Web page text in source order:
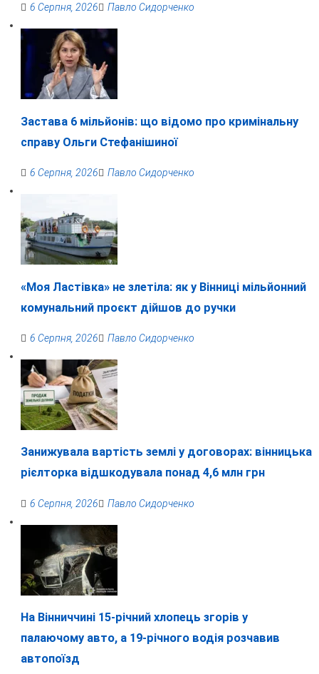
6 Серпня, 2026 Павло Сидорченко
Застава 6 мільйонів: що відомо про кримінальну
справу Ольги Стефанішиної
6 Серпня, 2026 Павло Сидорченко
«Моя Ластівка» не злетіла: як у Вінниці мільйонний
комунальний проєкт дійшов до ручки
6 Серпня, 2026 Павло Сидорченко
Занижувала вартість землі у договорах: вінницька
рієлторка відшкодувала понад 4,6 млн грн
6 Серпня, 2026 Павло Сидорченко
На Вінниччині 15-річний хлопець згорів у
палаючому авто, а 19-річного водія розчавив
автопоїзд